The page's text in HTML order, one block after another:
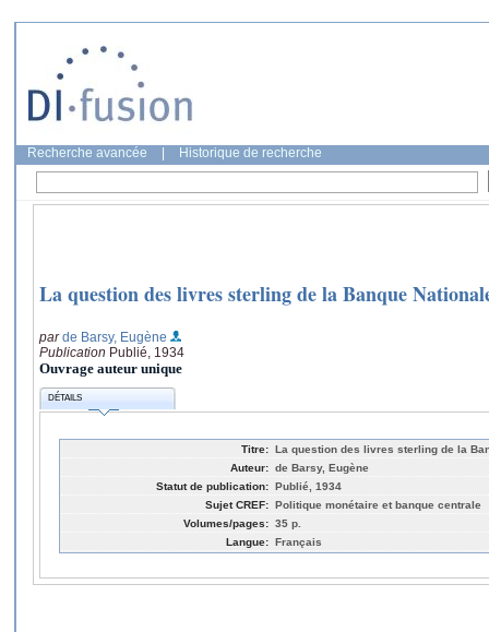
Recherche avancée Historique de recherche
La question des livres sterling de la Banque
parde Barsy, Eugène
Publication Publié, 1934
Ouvrage auteur unique
DÉTAILS
Titre: La question des livres sterling de la
Auteur: de Barsy, Eugène
Statut de publication: Publié, 1934
Sujet CREF: Politique monétaire et banque centrale
Volumes/pages: 35 p.
Langue: Français